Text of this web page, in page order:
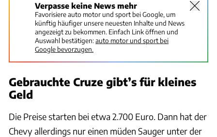
Verpasse keine News mehr
Favorisiere auto motor und sport bei Google, um
künftig häufiger unsere neuesten Inhalte und News
angezeigt zu bekommen. Einfach Link öffnen und
Auswahl bestätigen:auto motor und sport bei
Google bevorzugen.
Gebrauchte Cruze gibt’s für kleines
Geld
Die Preise starten bei etwa 2.700 Euro. Dann hat der
Chevy allerdings nur einen müden Sauger unter der